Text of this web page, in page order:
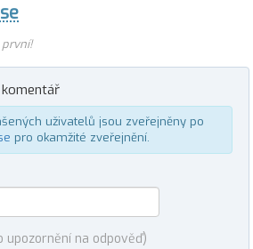
uživatelů jsou zveřejněny po
pro okamžité zveřejnění.
upozornění na odpověď)